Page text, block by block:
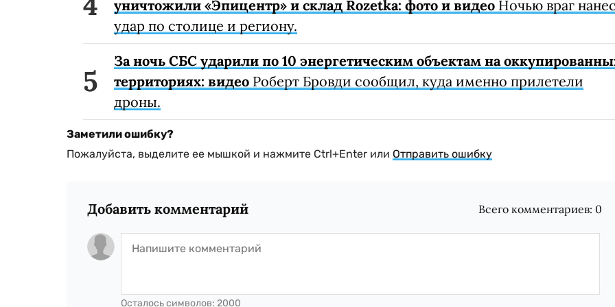
уничтожили «Эпицентр» и склад Rozetka: фото и видео Ночью враг
удар по столице и региону.
За ночь СБС ударили по 10 энергетическим объектам на
территориях: видео Роберт Бровди сообщил, куда именно прилетели
дроны.
Заметили ошибку?
Пожалуйста, выделите ее мышкой и нажмите Ctrl+Enter или Отправить ошибку
Добавить комментарий Всего комментариев: 0
Осталось символов: 2000